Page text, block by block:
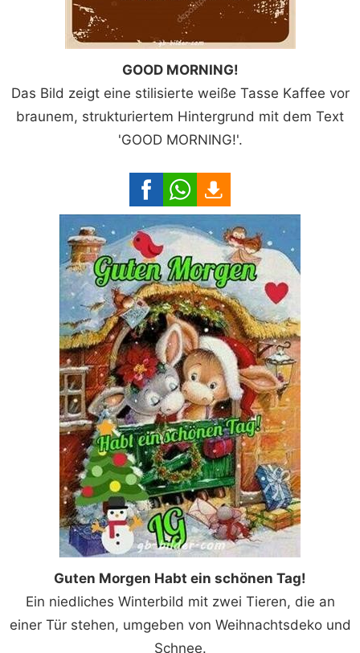
GOOD MORNING!
Das Bild zeigt eine stilisierte weiße Tasse Kaffee vor
braunem, strukturiertem Hintergrund mit dem Text
'GOOD MORNING!'.
Guten Morgen Habt ein schönen Tag!
Ein niedliches Winterbild mit zwei Tieren, die an
einer Tür stehen, umgeben von Weihnachtsdeko und
Schnee.